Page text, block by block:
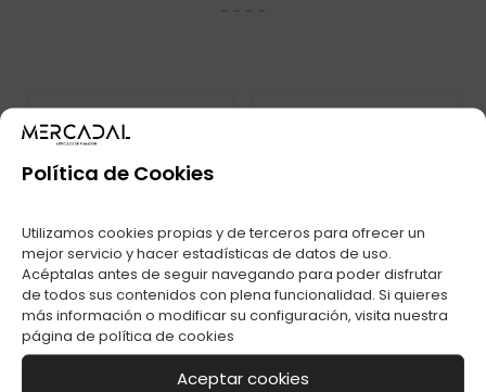
Política de Cookies
Utilizamos cookies propias y de terceros para ofrecer un
mejor servicio y hacer estadísticas de datos de uso.
Acéptalas antes de seguir navegando para poder disfrutar
de todos sus contenidos con plena funcionalidad. Si quieres
más información o modificar su configuración, visita nuestra
página de política de cookies
Aceptar cookies